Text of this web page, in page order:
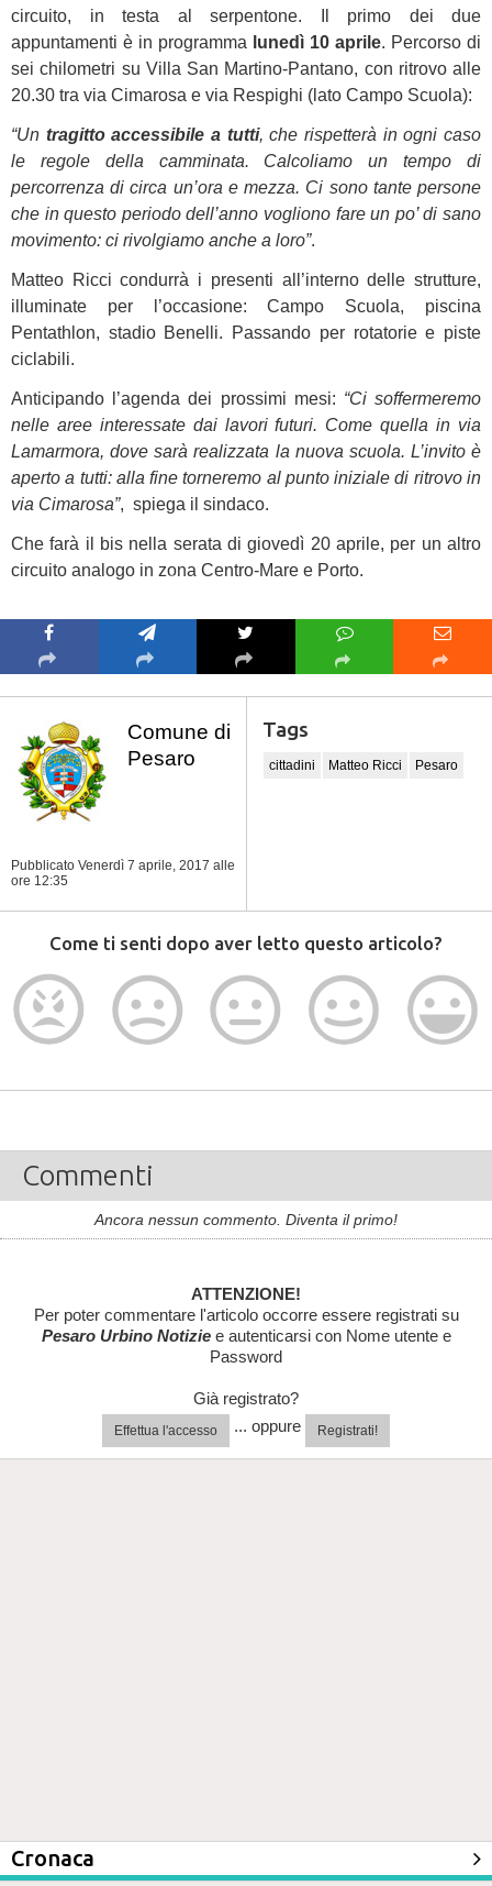
circuito, in testa al serpentone. Il primo dei due
appuntamenti è in programma
lunedì 10 aprile. Percorso di
sei chilometri su Villa San Martino-Pantano, con ritrovo alle
20.30 tra via Cimarosa e via Respighi (lato Campo Scuola):
“Un tragitto accessibile a tutti, che rispetterà in ogni caso
le regole della camminata. Calcoliamo un tempo di
percorrenza di circa un’ora e mezza. Ci sono tante persone
che in questo periodo dell’anno vogliono fare un po’ di sano
movimento: ci rivolgiamo anche a loro”.
Matteo Ricci condurrà i presenti all’interno delle strutture,
illuminate per l’occasione: Campo Scuola, piscina
Pentathlon, stadio Benelli. Passando per rotatorie e piste
ciclabili.
Anticipando l’agenda dei prossimi mesi: “Ci soffermeremo
nelle aree interessate dai lavori futuri. Come quella in via
Lamarmora, dove sarà realizzata la nuova scuola. L’invito è
aperto a tutti: alla fine torneremo al punto iniziale di ritrovo in
via Cimarosa”, spiega il sindaco.
Che farà il bis nella serata di giovedì 20 aprile, per un altro
circuito analogo in zona Centro-Mare e Porto.
Caricamento mappa in
Comune di
Pesaro
Pubblicato Venerdì 7 aprile, 2017 alle
ore 12:35
Tags
cittadini Matteo Ricci Pesaro
Come ti senti dopo aver letto questo articolo?
Commenti
Ancora nessun commento. Diventa il primo!
ATTENZIONE!
Per poter commentare l'articolo occorre essere registrati su
Pesaro Urbino Notiziee autenticarsi con Nome utente e
Password
Già registrato?
Effettua l'accesso ... oppure Registrati!
Cronaca